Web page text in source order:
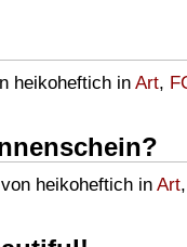
heikoheftich inArt,
heikoheftich in Art